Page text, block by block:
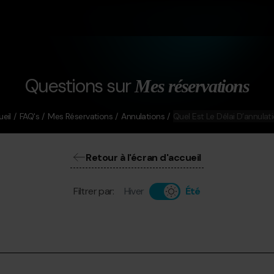
Questions surMes réservations
FAQ's Mes Réservations Annulations Quel Est Le Délai
Retour à l'écran d'accueil
Filtrer par: Hiver Été